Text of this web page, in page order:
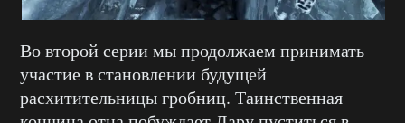
Во второй серии мы продолжаем принимать
участие в становлении будущей
расхитительницы гробниц. Таинственная